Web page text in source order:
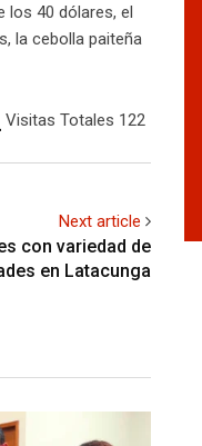
los 40 dólares, el
la cebolla paiteña
Visitas Totales 122
Next article
con variedad de
en Latacunga